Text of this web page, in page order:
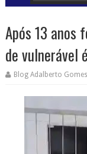
Após 13 anos
de vulnerável
Blog Adalberto